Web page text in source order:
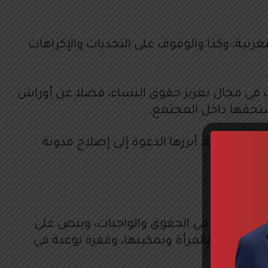
وكذا والوقوف على التحديات والإكراهات
في مجال تعزيز حقوق النساء، فضلا عن أوراش
داخل المجتمع.
المختلفة، أبرزها الدعوة إلى إصلاح مدونة
2011، الذي يكرس المساواة بين المرأة والرجل، في الحقوق والواجبات، وينص على
للنهوض بالمرأة وتمكينها، وقفزة نوعية في